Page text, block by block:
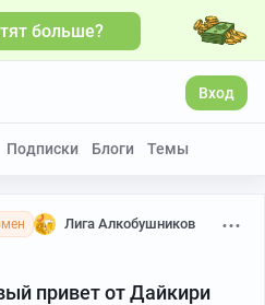
больше?
Вход
Подписки Блоги Темы
Лига Алкобушников
привет от Дайкири
Больше видео